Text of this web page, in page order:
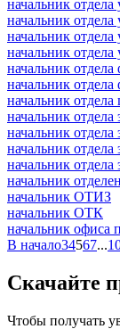
начальник отдела
начальник
начальник отдела
начальник отдела
начальник
начальник
начальник отдела
начальник отдела
начальник отдела
начальник отдела
начальник
начальник
начальник ОТИЗ
начальник ОТК
начальник офиса
В начало34567...
Скачайте
Чтобы получать